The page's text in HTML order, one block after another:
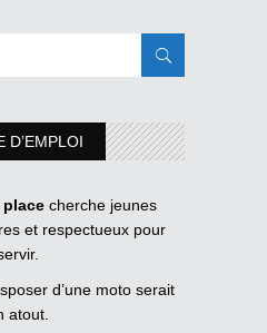
D’EMPLOI
place cherche jeunes
et respectueux pour
d’une moto serait
atout.